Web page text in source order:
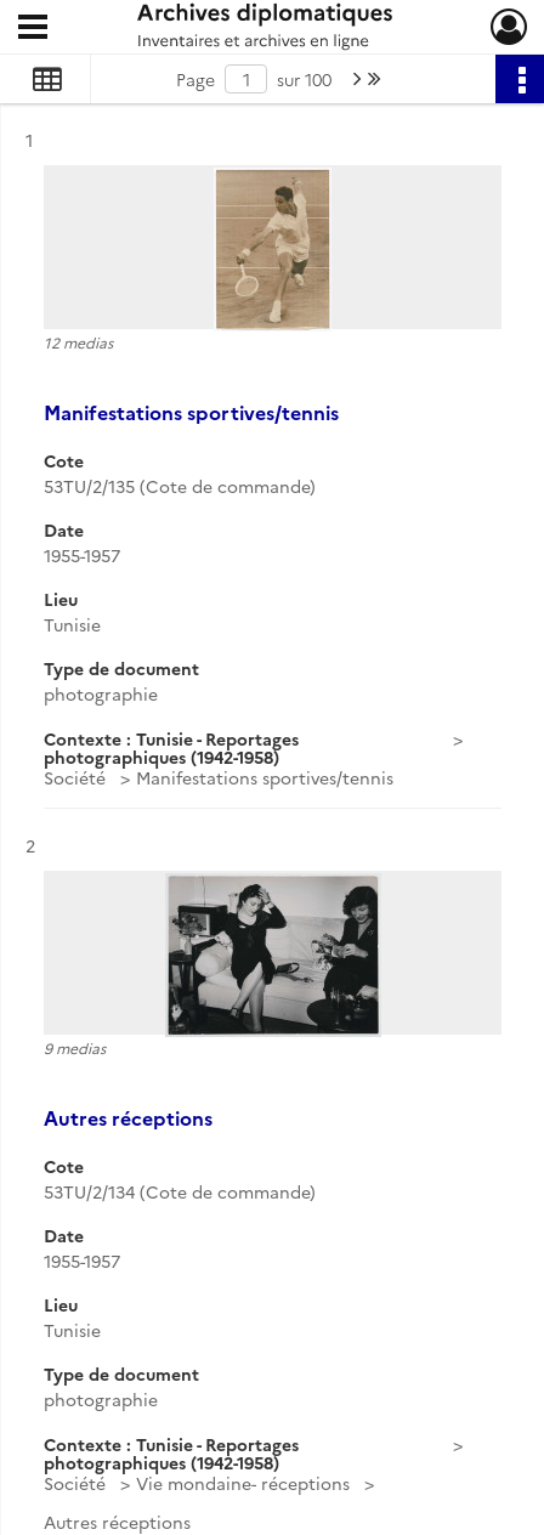
Archives diplomatiques
Ouvrir le menu déroulant
Page sur 100 Page suivante : 1/100
Résultat n°
1
12 medias
Manifestations sportives/tennis
Cote
53TU/2/135 (Cote de commande)
Date
1955-1957
Lieu
Tunisie
Type de document
photographie
Contexte : Tunisie - Reportages
photographiques (1942-1958)
Société
Manifestations sportives/tennis
Résultat n°
2
9 medias
Autres réceptions
Cote
53TU/2/134 (Cote de commande)
Date
1955-1957
Lieu
Tunisie
Type de document
photographie
Contexte : Tunisie - Reportages
photographiques (1942-1958)
Société
Vie mondaine- réceptions
Autres réceptions